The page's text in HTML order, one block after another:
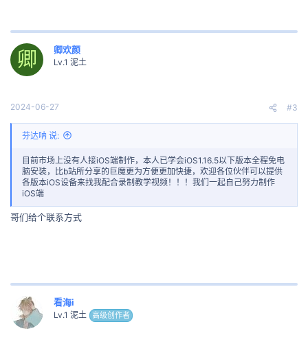
卿 卿欢颜
Lv.1 泥土
2024-06-27 #3
芬达呐 说:
目前市场上没有人接iOS端制作，本人已学会iOS1.16.5以下版本全程免电
脑安装，比b站所分享的巨魔更为方便更加快捷，欢迎各位伙伴可以提供
各版本iOS设备来找我配合录制教学视频！！！我们一起自己努力制作
iOS端
哥们给个联系方式
看海i
Lv.1 泥土 高级创作者